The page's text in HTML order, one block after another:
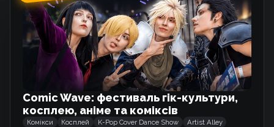
Рік випуску
2018
Схожі тайтли
Домогосподарка першого рівня.
Вебкомікс
Comic Wave: фестиваль гік-культури,
косплею, аніме та коміксів
Комікси Косплей K-Pop Cover Dance Show
Artist Alley